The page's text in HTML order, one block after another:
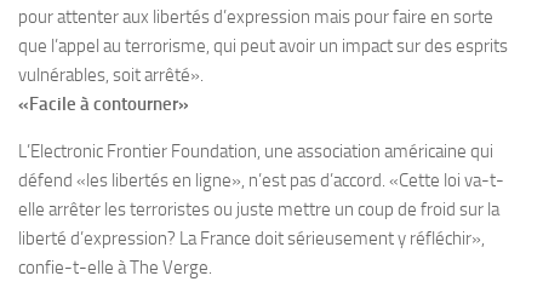
pour attenter aux libertés d’expression mais pour faire en sorte
que l’appel au terrorisme, qui peut avoir un impact sur des esprits
vulnérables, soit arrêté».
«Facile à contourner»
L’Electronic Frontier Foundation, une association américaine qui
défend «les libertés en ligne», n’est pas d’accord. «Cette loi va-t-
elle arrêter les terroristes ou juste mettre un coup de froid sur la
liberté d’expression? La France doit sérieusement y réfléchir»,
confie-t-elle à The Verge.